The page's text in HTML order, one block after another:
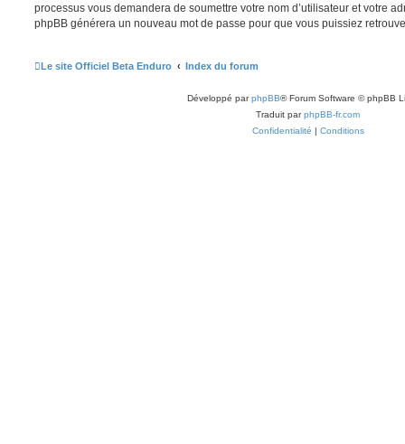
processus vous demandera de soumettre votre nom d’utilisateur et votre
phpBB générera un nouveau mot de passe pour que vous puissiez
Le site Officiel Beta Enduro Index du forum
Développé parphpBB® Forum Software © phpBB
Traduit parphpBB-fr.com
Confidentialité | Conditions